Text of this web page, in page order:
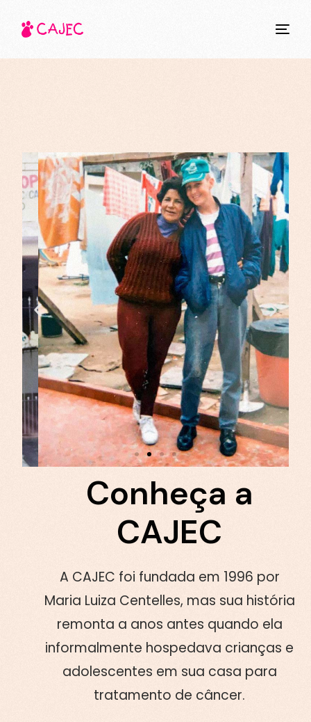
Conheça a
CAJEC
A CAJEC foi fundada em 1996 por
Maria Luiza Centelles, mas sua história
remonta a anos antes quando ela
informalmente hospedava crianças e
adolescentes em sua casa para
tratamento de câncer.
30 ANOS CAJEC